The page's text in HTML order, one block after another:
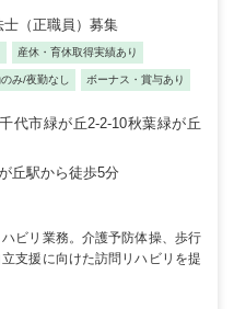
（正職員）募集
産休・育休取得実績あり
み/夜勤なし ボーナス・賞与あり
代市緑が丘2-2-10秋葉緑が丘
丘駅から徒歩5分
ビリ業務。介護予防体操、歩行
支援に向けた訪問リハビリを提